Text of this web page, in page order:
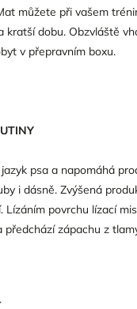
můžete při vašem
kratší dobu. Obzvláště
v přepravním boxu.
psa a napomáhá
i dásně. Zvýšená
Lízáním povrchu lízací
předchází zápachu z